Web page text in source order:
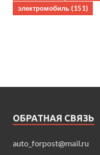
электромобиль (151)
ОБРАТНАЯ СВЯЗЬ
auto_forpost@mail.ru